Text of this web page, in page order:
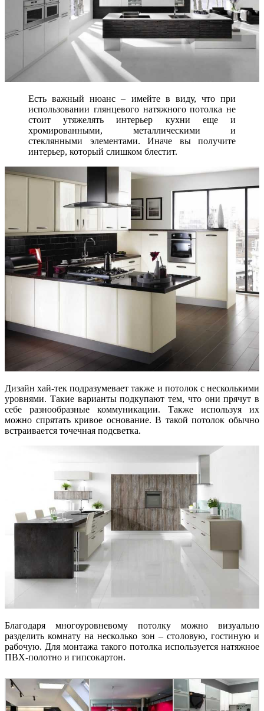
Есть важный нюанс – имейте в виду, что при
использовании глянцевого натяжного потолка не
стоит утяжелять интерьер кухни еще и
хромированными, металлическими и
стеклянными элементами. Иначе вы получите
интерьер, который слишком блестит.
Дизайн хай-тек подразумевает также и потолок с несколькими
уровнями. Такие варианты подкупают тем, что они прячут в
себе разнообразные коммуникации. Также используя их
можно спрятать кривое основание. В такой потолок обычно
встраивается точечная подсветка.
Благодаря многоуровневому потолку можно визуально
разделить комнату на несколько зон – столовую, гостиную и
рабочую. Для монтажа такого потолка используется натяжное
ПВХ-полотно и гипсокартон.